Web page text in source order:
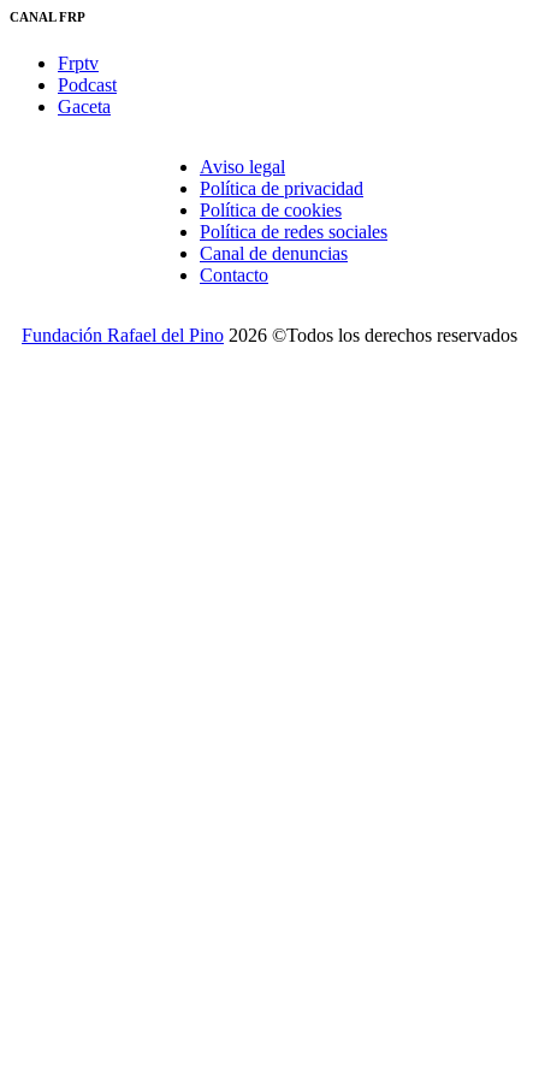
CANAL FRP
Frptv
Podcast
Gaceta
Aviso legal
Política de privacidad
Política de cookies
Política de redes sociales
Canal de denuncias
Contacto
Fundación Rafael del Pino 2026 ©Todos los derechos reservados